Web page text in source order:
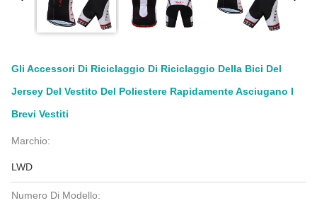
Gli Accessori Di Riciclaggio Di Riciclaggio Della Bici Del
Jersey Del Vestito Del Poliestere Rapidamente Asciugano I
Brevi Vestiti
Marchio:
LWD
Numero Di Modello: